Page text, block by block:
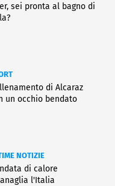
sei pronta al bagno di
di Alcaraz
un occhio bendato
NOTIZIE
di calore
l'Italia